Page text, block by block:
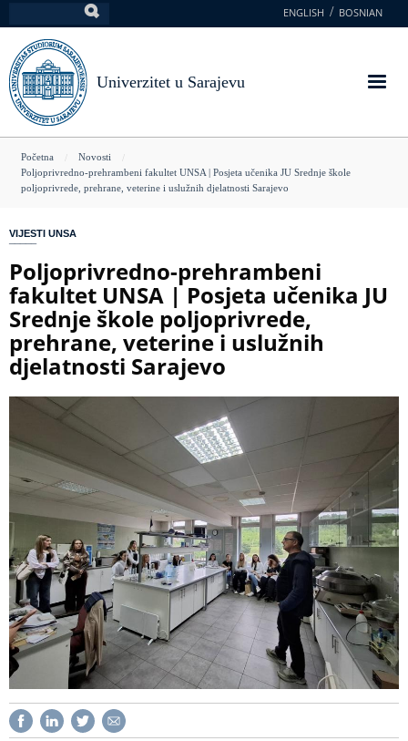
na
glavni
sadržaj
ENGLISH BOSNIAN
Univerzitet u Sarajevu
You
are
Početna
Novosti
Poljoprivredno-prehrambeni fakultet UNSA | Posjeta učenika JU Srednje škole
poljoprivrede, prehrane, veterine i uslužnih djelatnosti Sarajevo
VIJESTI UNSA
Poljoprivredno-prehrambeni
fakultet UNSA | Posjeta učenika JU
Srednje škole poljoprivrede,
prehrane, veterine i uslužnih
djelatnosti Sarajevo